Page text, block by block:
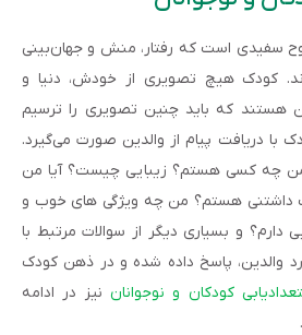
لوح سفیدی است که رفتار، منش و جهان‌بینی
کودک هیچ تصویری از خودش، دنیا و
هستند که باید چنین تصویری را ترسیم
با دریافت پیام از والدین صورت می‌گیرد.
چه کسی هستم؟ زیبایی چیست؟ آیا من
داشتنی هستم؟ من چه ویژگی های خوب و
دارم؟ و بسیاری دیگر از سوالات مرتبط با
والدین، پاسخ داده شده و در ذهن کودک
کودکان و نوجوانان نیز در ادامه